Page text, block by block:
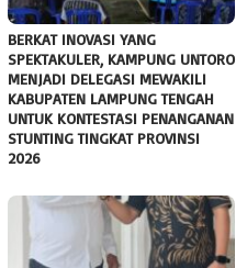
BERKAT INOVASI YANG
SPEKTAKULER, KAMPUNG UNTORO
MENJADI DELEGASI MEWAKILI
KABUPATEN LAMPUNG TENGAH
UNTUK KONTESTASI PENANGANAN
STUNTING TINGKAT PROVINSI
2026